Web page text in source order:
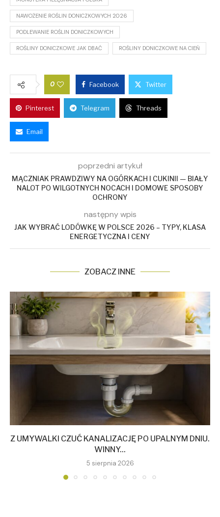
NAWOŻENIE ROŚLIN DONICZKOWYCH 2026
PODLEWANIE ROŚLIN DONICZKOWYCH
ROŚLINY DONICZKOWE JAK DBAĆ ROŚLINY DONICZKOWE NA CIEŃ
0 Facebook Twitter
Pinterest Telegram Threads
Email
poprzedni artykuł
MĄCZNIAK PRAWDZIWY NA OGÓRKACH I CUKINII — BIAŁY
NALOT PO WILGOTNYCH NOCACH I DOMOWE SPOSOBY
OCHRONY
następny wpis
JAK WYBRAĆ LODÓWKĘ W POLSCE 2026 – TYPY, KLASA
ENERGETYCZNA I CENY
ZOBACZ INNE
Z UMYWALKI CZUĆ KANALIZACJĘ PO UPALNYM DNIU.
WINNY...
5 sierpnia 2026